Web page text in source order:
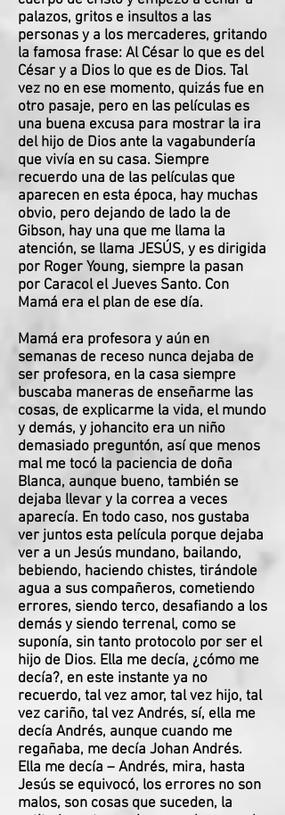
palazos, gritos e insultos a las
personas y a los mercaderes, gritando
la famosa frase: Al César lo que es del
César y a Dios lo que es de Dios. Tal
vez no en ese momento, quizás fue en
otro pasaje, pero en las películas es
una buena excusa para mostrar la ira
del hijo de Dios ante la vagabundería
que vivía en su casa. Siempre
recuerdo una de las películas que
aparecen en esta época, hay muchas
obvio, pero dejando de lado la de
Gibson, hay una que me llama la
atención, se llama JESÚS, y es dirigida
por Roger Young, siempre la pasan
por Caracol el Jueves Santo. Con
Mamá era el plan de ese día.
Mamá era profesora y aún en
semanas de receso nunca dejaba de
ser profesora, en la casa siempre
buscaba maneras de enseñarme las
cosas, de explicarme la vida, el mundo
y demás, y johancito era un niño
demasiado preguntón, así que menos
mal me tocó la paciencia de doña
Blanca, aunque bueno, también se
dejaba llevar y la correa a veces
aparecía. En todo caso, nos gustaba
ver juntos esta película porque dejaba
ver a un Jesús mundano, bailando,
bebiendo, haciendo chistes, tirándole
agua a sus compañeros, cometiendo
errores, siendo terco, desafiando a los
demás y siendo terrenal, como se
suponía, sin tanto protocolo por ser el
hijo de Dios. Ella me decía, ¿cómo me
decía?, en este instante ya no
recuerdo, tal vez amor, tal vez hijo, tal
vez cariño, tal vez Andrés, sí, ella me
decía Andrés, aunque cuando me
regañaba, me decía Johan Andrés.
Ella me decía – Andrés, mira, hasta
Jesús se equivocó, los errores no son
malos, son cosas que suceden, la